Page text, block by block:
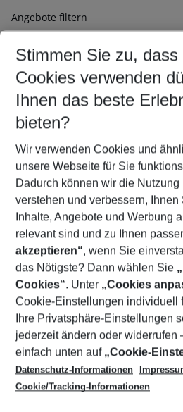
Angebote filtern
Ändern Sie Ihre Kriterien nach
Abflughafen wählen
Beliebiger Abflughafen
Reisezeitraum wählen
09.08.26– 07.08.27 5-8
2 Erwachsene Keine Kinder
Mehr Filter
Footer
Footer navigation
Über uns
AGB
Cookie-Einstellungen ändern
Cookie-Richtlinie
Datenschutz
Service & Hilfe
Barrierefreies Reisen
Check-in
Folgen Sie uns
Stimmen Sie zu, dass
Cookies verwenden
Ihnen das beste
bieten?
Wir verwenden Cookies und
unsere Webseite für Sie
Dadurch können wir die Nutzung
verstehen und verbessern,
Inhalte, Angebote und Werbung
relevant sind und zu Ihnen
akzeptieren“, wenn Sie
das Nötigste? Dann wählen Sie
Cookies“. Unter „Cookies
Cookie-Einstellungen individuell
Ihre Privatsphäre-Einstellungen
jederzeit ändern oder widerrufen
einfach unten auf „Cookie-
Datenschutz-Informationen
Cookie/Tracking-Informationen